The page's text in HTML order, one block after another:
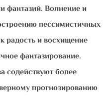
фантазий. Волнение и
пессимистичных
радость и восхищение
фантазирование.
содействуют более
прогнозированию.